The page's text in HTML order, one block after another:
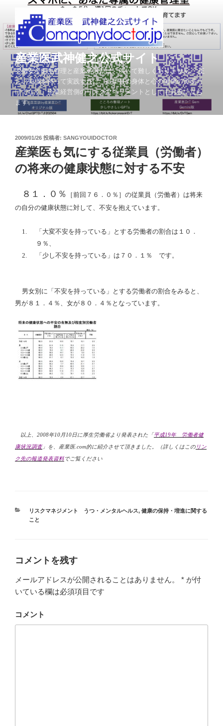
テ
ン
プ
産業医武神健之公式サイト
労働安全衛生管理と産業医活動は、決して難しくありません。 正
しい知識を持って実践すれば、従業員の身体と心の健康の実現だ
けでなく、企業経営側のリスクマネジメントとしてもお役に立ち
ます。
投
稿
日:
2009/01/26 投稿者: SANGYOUIDOCTOR
産業医も気にする従業員（労働者）
の将来の健康状態に対する不安
８１．０％
［前回７６．０％］の従業員（労働者）は将来
の自分の健康状態に対して、不安を抱えています。
1.
「大変不安を持っている」とする労働者の割合は１０．
９％、
2.
「少し不安を持っている」は７０．１％ です。
男女別に「不安を持っている」とする労働者の割合をみると、
男が８１．４％、女が８０．４％となっています。
以上、 2008年10月10日に厚生労働省より発表された「 平成19年 労働者健
康状況調査」を、産業医.com的に紹介させて頂きました。（詳しくはこの リン
ク先の報道発表資料でご覧ください
カ
テ
リスクマネジメント うつ・メンタルヘルス, 健康の保持・増進に関する
こと
コメントを残す
メールアドレスが公開されることはありません。 * が付
いている欄は必須項目です
コメント